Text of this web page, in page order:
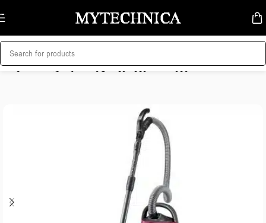
Skip to navigation
Skip to main content
მთავარი/სახლი და სისუფთავე/მტვერსასრუტები